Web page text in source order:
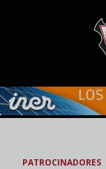
Skip to main content
PATROCINADORES